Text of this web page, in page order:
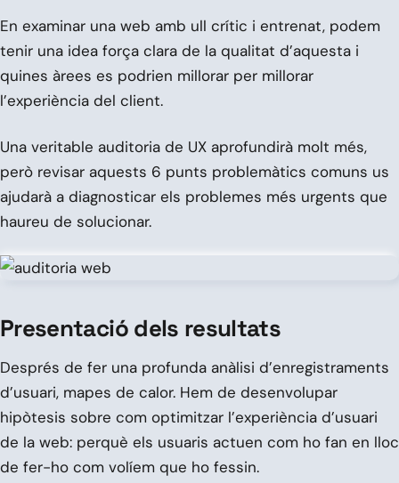
En examinar una web amb ull crític i entrenat, podem
tenir una idea força clara de la qualitat d’aquesta i
quines àrees es podrien millorar per millorar
l’experiència del client.
Una veritable auditoria de UX aprofundirà molt més,
però revisar aquests 6 punts problemàtics comuns us
ajudarà a diagnosticar els problemes més urgents que
haureu de solucionar.
Presentació dels resultats
Després de fer una profunda anàlisi d’enregistraments
d’usuari, mapes de calor. Hem de desenvolupar
hipòtesis sobre com optimitzar l’experiència d’usuari
de la web: perquè els usuaris actuen com ho fan en lloc
de fer-ho com volíem que ho fessin.